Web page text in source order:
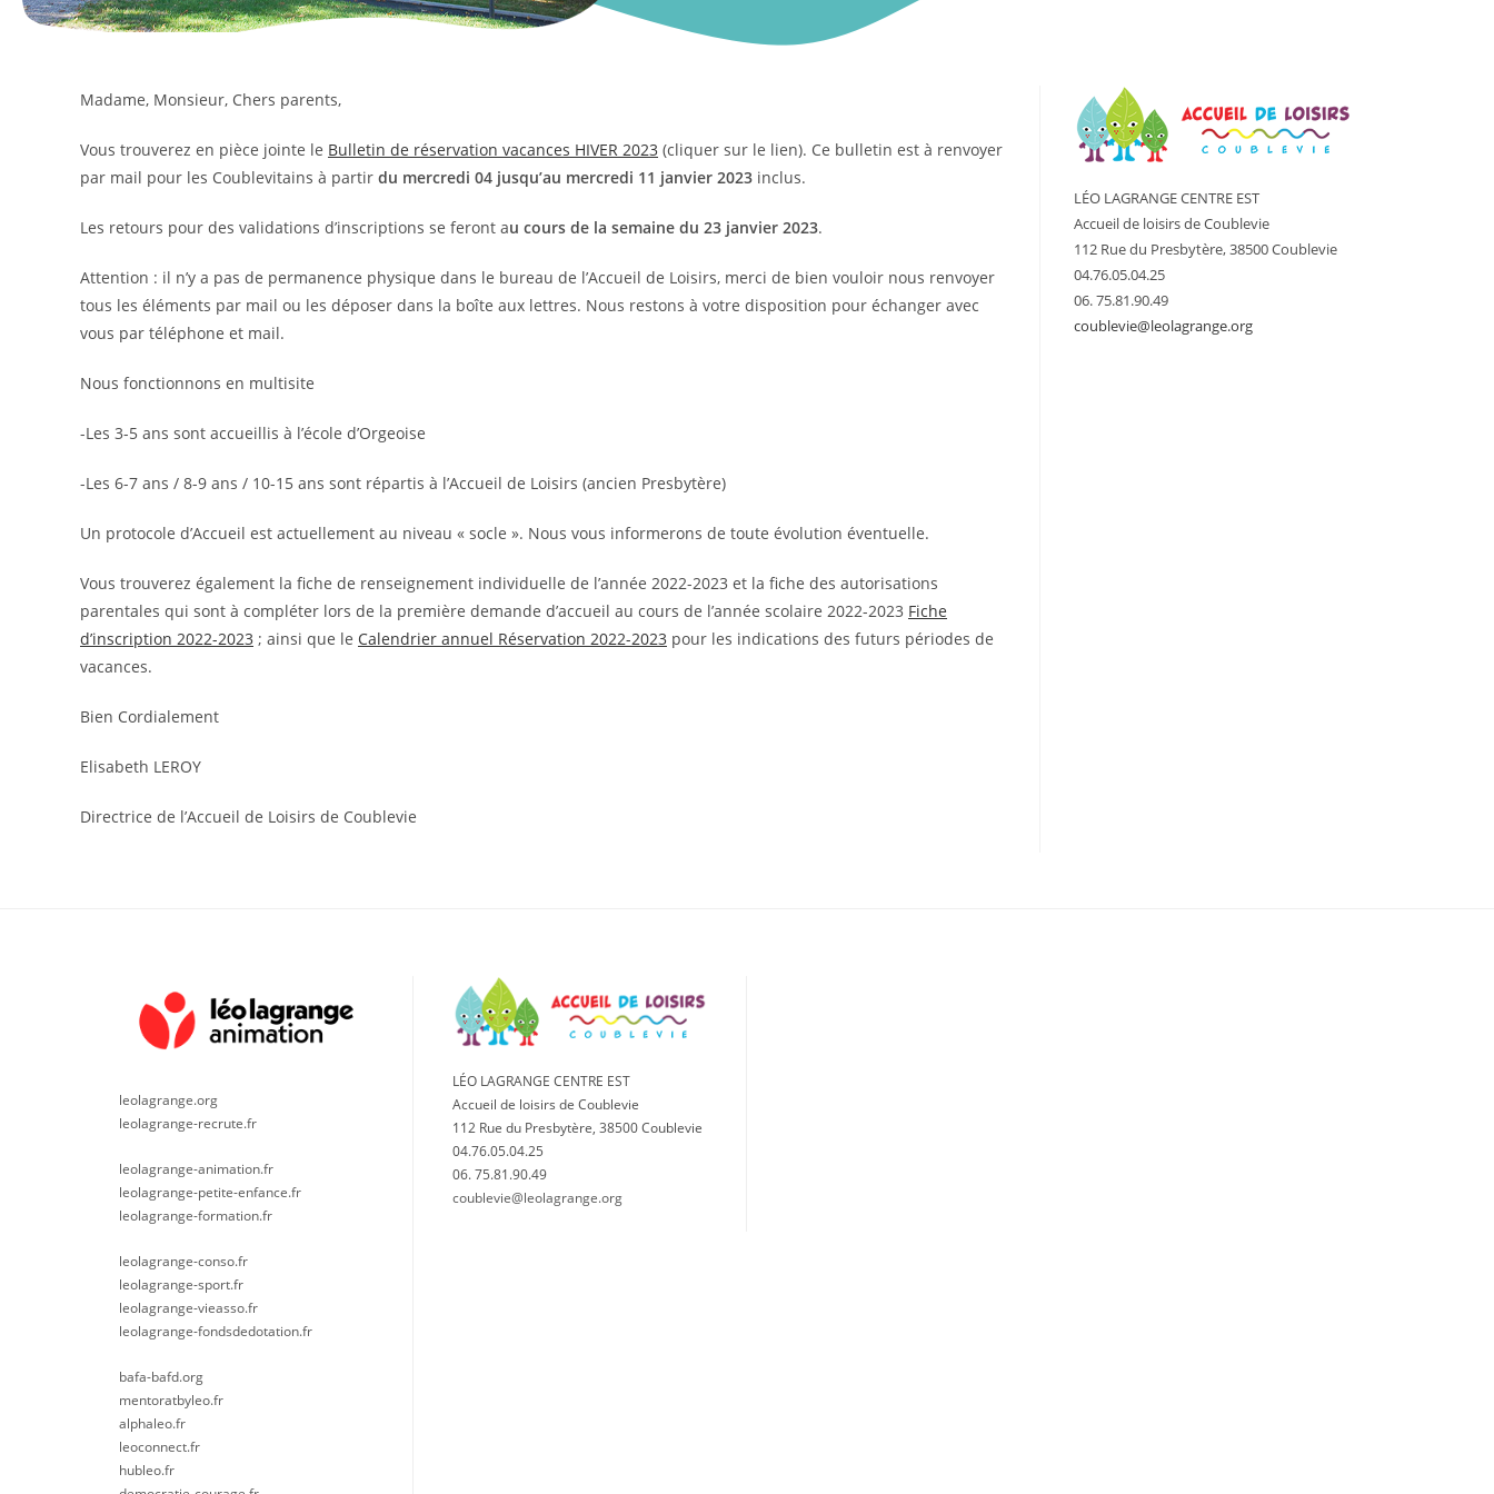
Madame, Monsieur, Chers parents,
Vous trouverez en pièce jointe le Bulletin de réservation vacances HIVER 2023 (cliquer sur le lien). Ce bulletin est à renvoyer
par mail pour les Coublevitains à partir du mercredi 04 jusqu’au mercredi 11 janvier 2023 inclus.
Les retours pour des validations d’inscriptions se feront au cours de la semaine du 23 janvier 2023.
Attention : il n’y a pas de permanence physique dans le bureau de l’Accueil de Loisirs, merci de bien vouloir nous renvoyer
tous les éléments par mail ou les déposer dans la boîte aux lettres. Nous restons à votre disposition pour échanger avec
vous par téléphone et mail.
Nous fonctionnons en multisite
-Les 3-5 ans sont accueillis à l’école d’Orgeoise
-Les 6-7 ans / 8-9 ans / 10-15 ans sont répartis à l’Accueil de Loisirs (ancien Presbytère)
Un protocole d’Accueil est actuellement au niveau « socle ». Nous vous informerons de toute évolution éventuelle.
Vous trouverez également la fiche de renseignement individuelle de l’année 2022-2023 et la fiche des autorisations
parentales qui sont à compléter lors de la première demande d’accueil au cours de l’année scolaire 2022-2023 Fiche
d’inscription 2022-2023 ; ainsi que le Calendrier annuel Réservation 2022-2023 pour les indications des futurs périodes de
vacances.
Bien Cordialement
Elisabeth LEROY
Directrice de l’Accueil de Loisirs de Coublevie
LÉO LAGRANGE CENTRE EST
Accueil de loisirs de Coublevie
112 Rue du Presbytère, 38500 Coublevie
04.76.05.04.25
06. 75.81.90.49
coublevie@leolagrange.org
leolagrange.org
leolagrange-recrute.fr
leolagrange-animation.fr
leolagrange-petite-enfance.fr
leolagrange-formation.fr
leolagrange-conso.fr
leolagrange-sport.fr
leolagrange-vieasso.fr
leolagrange-fondsdedotation.fr
bafa-bafd.org
mentoratbyleo.fr
alphaleo.fr
leoconnect.fr
hubleo.fr
LÉO LAGRANGE CENTRE EST
Accueil de loisirs de Coublevie
112 Rue du Presbytère, 38500 Coublevie
04.76.05.04.25
06. 75.81.90.49
coublevie@leolagrange.org